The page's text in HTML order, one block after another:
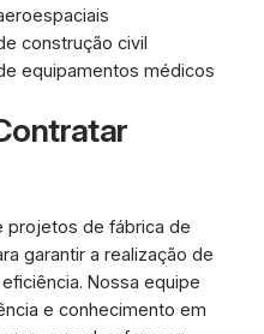
construção civil
equipamentos médicos
projetos de fábrica de
garantir a realização de
Nossa equipe
e conhecimento em